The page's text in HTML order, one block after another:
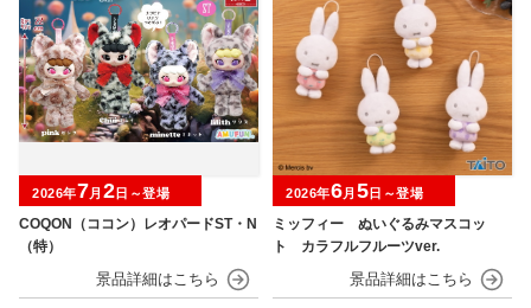
COQON（ココン）レオパードST・N
（特）
2026年7月 2日～登場
ミッフィー ぬいぐるみマスコッ
ト カラフルフルーツver.
2026年6月 5日～登場